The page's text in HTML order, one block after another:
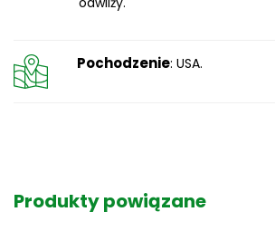
Pochodzenie: USA.
Produkty powiązane